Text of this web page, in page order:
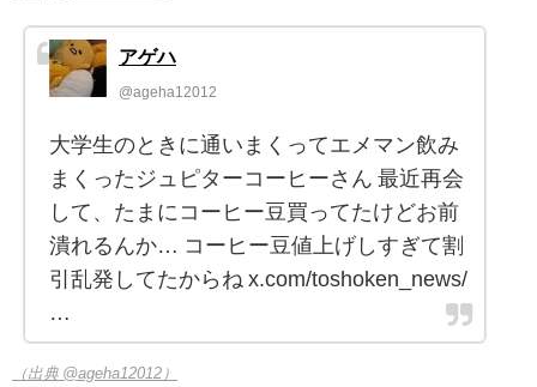
アゲハ
@ageha12012
大学生のときに通いまくってエメマン飲み
まくったジュピターコーヒーさん 最近再会
して、たまにコーヒー豆買ってたけどお前
潰れるんか… コーヒー豆値上げしすぎて割
引乱発してたからね x.com/toshoken_news/
…
（出典 @ageha12012）